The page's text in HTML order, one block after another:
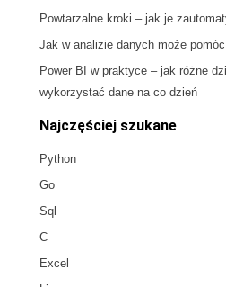
Powtarzalne kroki – jak je
Jak w analizie danych może
Power BI w praktyce – jak różne
wykorzystać dane na co dzień
Najczęściej szukane
Python
Go
Sql
C
Excel